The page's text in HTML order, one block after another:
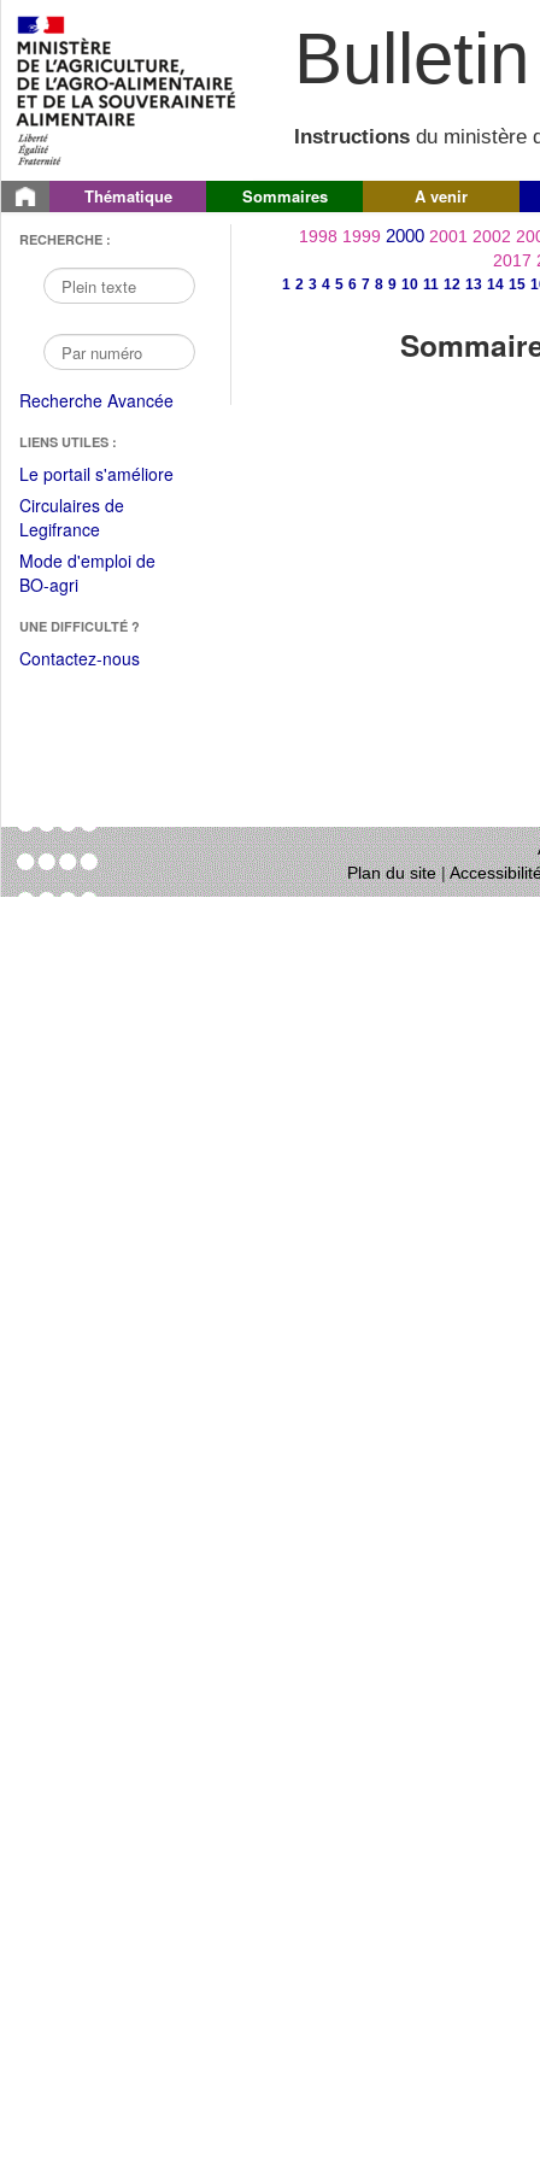
Instructions du ministère
Thématique Sommaires A venir
RECHERCHE :
Recherche Avancée
LIENS UTILES :
Le portail s'améliore(Fichier
Circulaires de
Legifrance(Ouvrir
dans
une
fenêtre)
Mode d'emploi de
BO-agri(Ouvrir
une
nouvelle
UNE DIFFICULTÉ ?
Contactez-nous
1998 1999 2000 2001 2002
2017
1 2 3 4 5 6 7 8 9 10 11 12 13 14 15
Plan du site|